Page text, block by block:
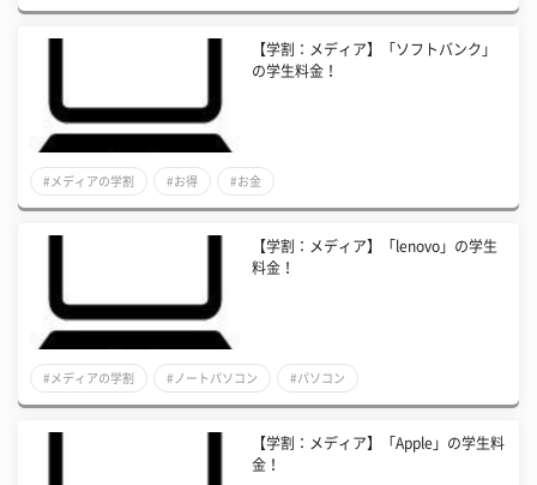
【学割：メディア】「ソフトバンク」
の学生料金！
#メディアの学割 #お得 #お金
【学割：メディア】「lenovo」の学生
料金！
#メディアの学割 #ノートパソコン #パソコン
【学割：メディア】「Apple」の学生料
金！